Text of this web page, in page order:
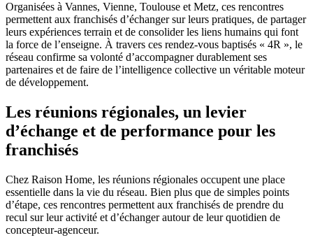
Organisées à Vannes, Vienne, Toulouse et Metz, ces rencontres
permettent aux franchisés d’échanger sur leurs pratiques, de partager
leurs expériences terrain et de consolider les liens humains qui font
la force de l’enseigne. À travers ces rendez-vous baptisés « 4R », le
réseau confirme sa volonté d’accompagner durablement ses
partenaires et de faire de l’intelligence collective un véritable moteur
de développement.
Les réunions régionales, un levier
d’échange et de performance pour les
franchisés
Chez Raison Home, les réunions régionales occupent une place
essentielle dans la vie du réseau. Bien plus que de simples points
d’étape, ces rencontres permettent aux franchisés de prendre du
recul sur leur activité et d’échanger autour de leur quotidien de
concepteur-agenceur.